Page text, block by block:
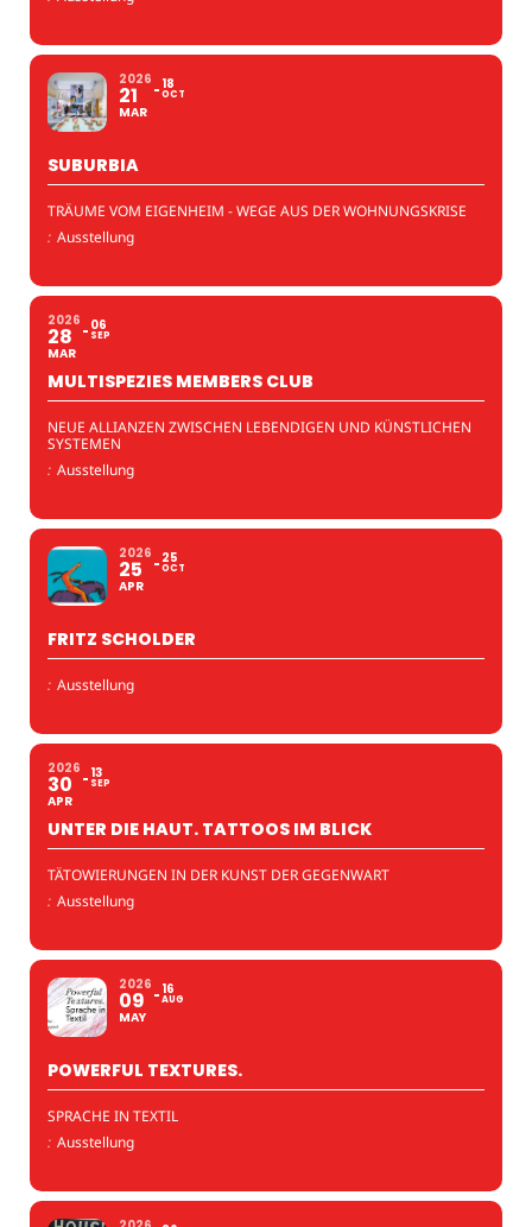
2026
21
MAR
18
OCT
SUBURBIA
TRÄUME VOM EIGENHEIM - WEGE AUS DER WOHNUNGSKRISE
: Ausstellung
2026
28
MAR
06
SEP
MULTISPEZIES MEMBERS CLUB
NEUE ALLIANZEN ZWISCHEN LEBENDIGEN UND KÜNSTLICHEN
SYSTEMEN
: Ausstellung
2026
25
APR
25
OCT
FRITZ SCHOLDER
: Ausstellung
2026
30
APR
13
SEP
UNTER DIE HAUT. TATTOOS IM BLICK
TÄTOWIERUNGEN IN DER KUNST DER GEGENWART
: Ausstellung
2026
09
MAY
16
AUG
POWERFUL TEXTURES.
SPRACHE IN TEXTIL
: Ausstellung